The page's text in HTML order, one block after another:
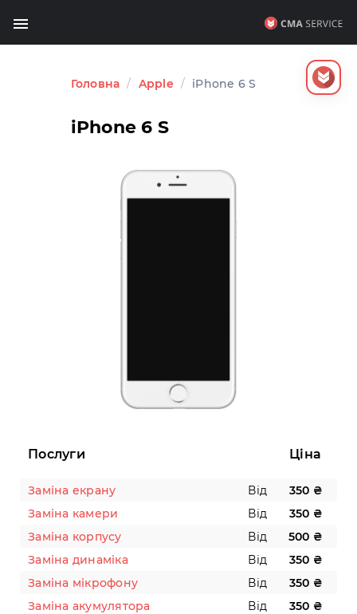
Головна / Apple / iPhone 6 S
iPhone 6 S
Послуги Ціна
Заміна екрану Від
350 ₴
Заміна камери
Від
350 ₴
Заміна корпусу
Від
500 ₴
Заміна динаміка
Від
350 ₴
Заміна мікрофону
Від
350 ₴
Заміна акумулятора
Від
350 ₴